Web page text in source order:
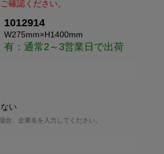
1012914
W275mm×H1400mm
有：通常2～3営業日で出荷
い
合、企業名を入力してください。